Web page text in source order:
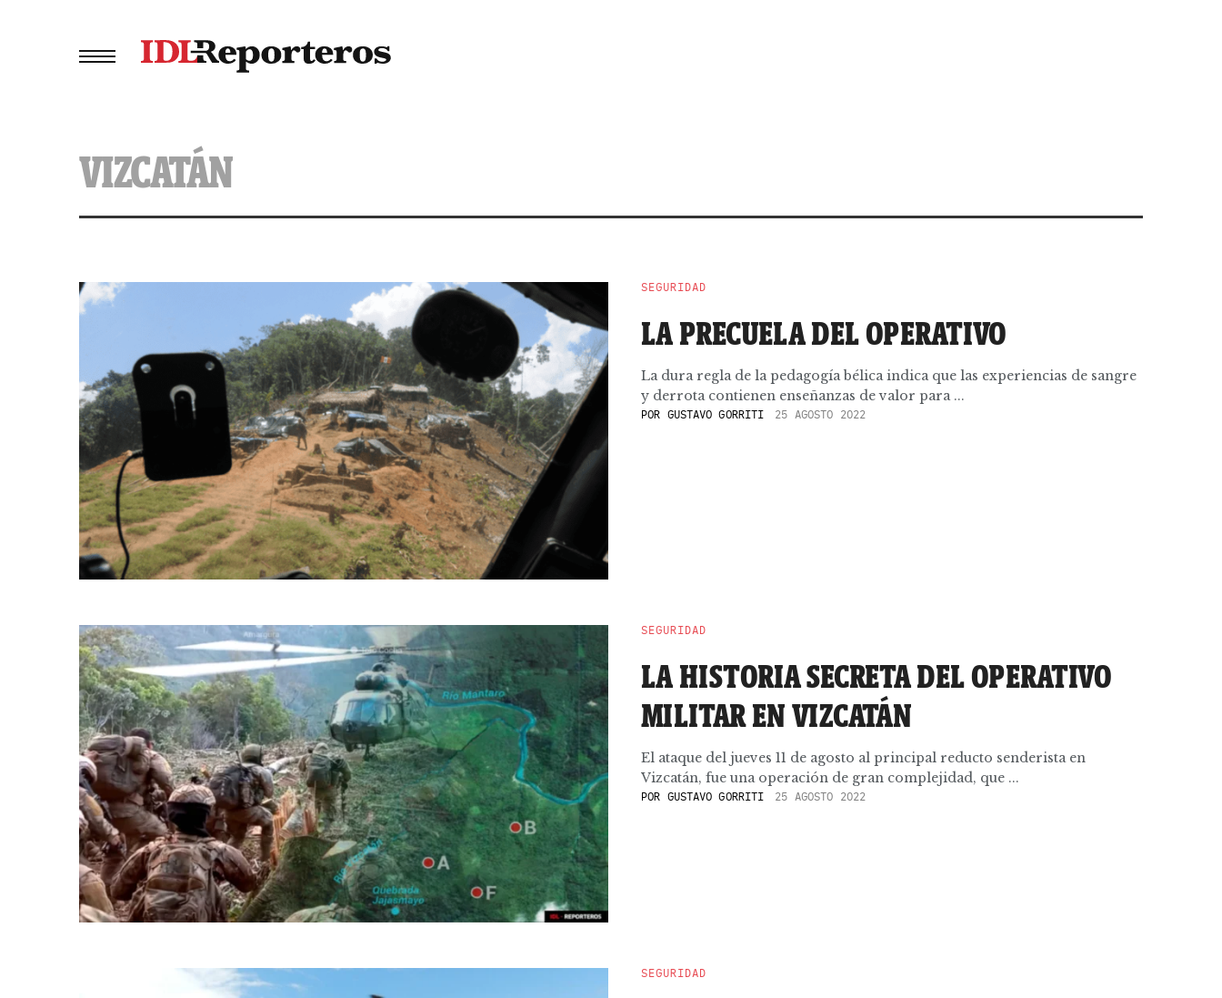
VIZCATÁN
SEGURIDAD
LA PRECUELA DEL OPERATIVO
La dura regla de la pedagogía bélica indica que las experiencias de sangre
y derrota contienen enseñanzas de valor para ...
POR GUSTAVO GORRITI 25 AGOSTO 2022
SEGURIDAD
LA HISTORIA SECRETA DEL OPERATIVO
MILITAR EN VIZCATÁN
El ataque del jueves 11 de agosto al principal reducto senderista en
Vizcatán, fue una operación de gran complejidad, que ...
POR GUSTAVO GORRITI 25 AGOSTO 2022
SEGURIDAD